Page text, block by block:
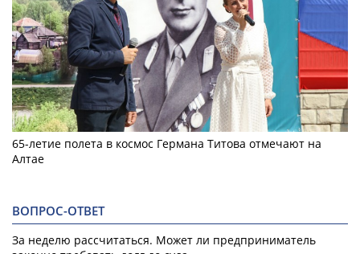
65-летие полета в космос Германа Титова отмечают на
Алтае
ВОПРОС-ОТВЕТ
За неделю рассчитаться. Может ли предприниматель